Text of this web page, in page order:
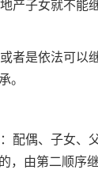
子女就不能
者是依法可
。
配偶、子女
由第二顺序继